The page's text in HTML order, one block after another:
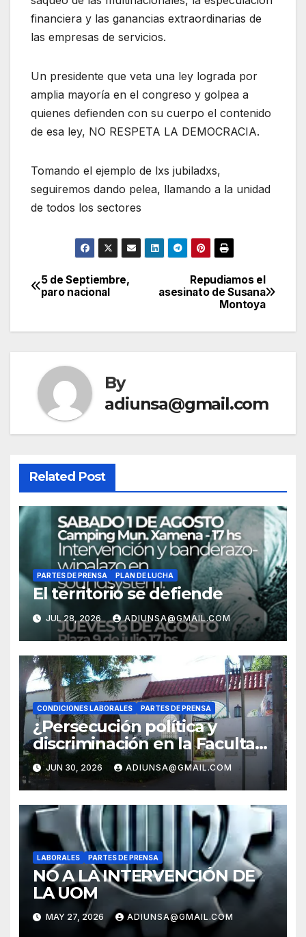
financiera y las ganancias extraordinarias de
las empresas de servicios.
Un presidente que veta una ley lograda por
amplia mayoría en el congreso y golpea a
quienes defienden con su cuerpo el contenido
de esa ley, NO RESPETA LA DEMOCRACIA.
Tomando el ejemplo de lxs jubiladxs,
seguiremos dando pelea, llamando a la unidad
de todos los sectores
Navegación
Repudiamos el
asesinato de Susana
Montoya
5 de Septiembre,
paro nacional
By
adiunsa@gmail.com
Related Post
PARTES DE PRENSA PLAN DE LUCHA
El territorio se defiende
JUL 28, 2026 ADIUNSA@GMAIL.COM
CONDICIONES LABORALES PARTES DE PRENSA
¿Persecución política y
discriminación en la Facultad
Regional Orán?
JUN 30, 2026 ADIUNSA@GMAIL.COM
LABORALES PARTES DE PRENSA
NO A LA INTERVENCIÓN DE
LA UOM
MAY 27, 2026 ADIUNSA@GMAIL.COM